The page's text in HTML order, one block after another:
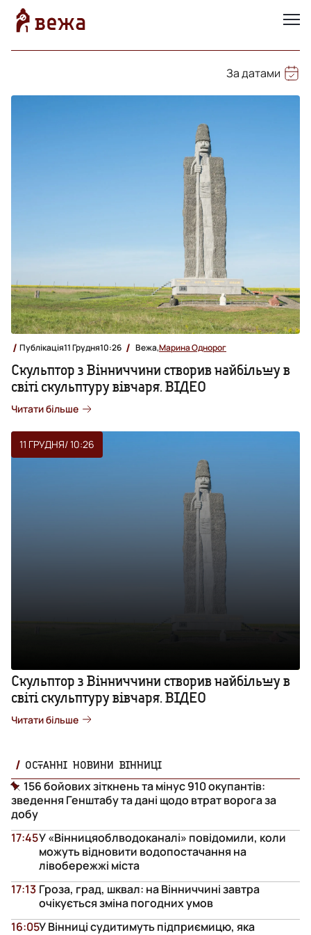
За датами
Публікація11 Грудня10:26 Вежа,Марина Однорог
Скульптор з Вінниччини створив найбільшу в
світі скульптуру вівчаря. ВІДЕО
Читати більше
11 ГРУДНЯ/ 10:26
Скульптор з Вінниччини створив найбільшу в
світі скульптуру вівчаря. ВІДЕО
Читати більше
ОСТАННІ НОВИНИ ВІННИЦІ
156 бойових зіткнень та мінус 910 окупантів:
зведення Генштабу та дані щодо втрат ворога за
добу
У «Вінницяоблводоканалі» повідомили, коли
можуть відновити водопостачання на
лівобережжі міста
17:45
Гроза, град, шквал: на Вінниччині завтра
очікується зміна погодних умов
17:13
У Вінниці судитимуть підприємицю, яка
16:05